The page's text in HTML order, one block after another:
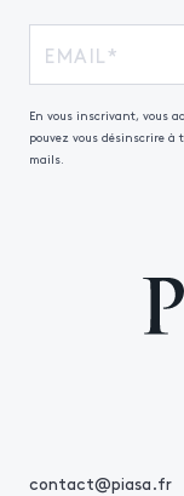
contact@piasa.fr
En vous inscrivant, vous
pouvez vous désinscrire
mails.